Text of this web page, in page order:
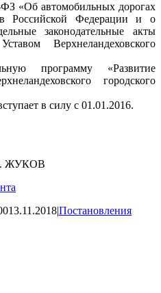
«Об автомобильных дорогах
Российской Федерации и о
законодательные акты
Верхнеландеховского
программу «Развитие
городского
в силу с 01.01.2016.
ЖУКОВ
13.11.2018|Постановления